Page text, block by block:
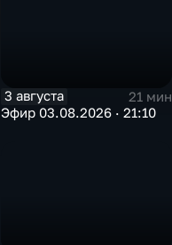
3 августа
21 мин
Эфир 03.08.2026 · 21:10